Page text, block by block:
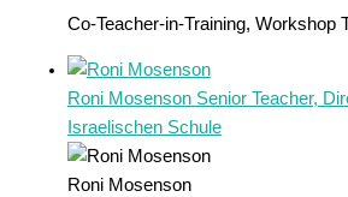
Co-Teacher-in-Training, Workshop
Roni Mosenson Senior Teacher,
Israelischen Schule
Roni Mosenson